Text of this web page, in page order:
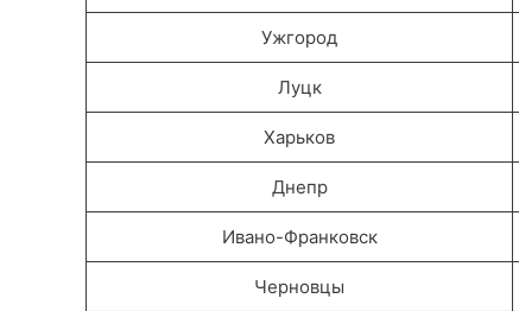
Ужгород
Луцк
Харьков
Днепр
Ивано-Франковск
Черновцы